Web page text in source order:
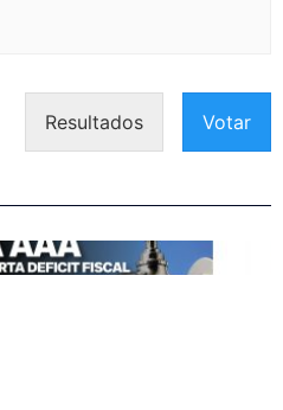
Resultados Votar